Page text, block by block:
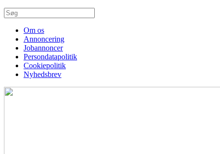
Om os
Annoncering
Jobannoncer
Persondatapolitik
Cookiepolitik
Nyhedsbrev